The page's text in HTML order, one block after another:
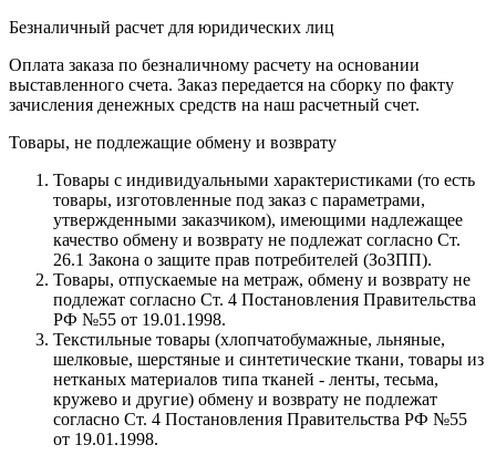
Безналичный расчет для юридических лиц
Оплата заказа по безналичному расчету на основании
выставленного счета. Заказ передается на сборку по факту
зачисления денежных средств на наш расчетный счет.
Товары, не подлежащие обмену и возврату
Товары с индивидуальными характеристиками (то есть
товары, изготовленные под заказ с параметрами,
утвержденными заказчиком), имеющими надлежащее
качество обмену и возврату не подлежат согласно Ст.
26.1 Закона о защите прав потребителей (ЗоЗПП).
Товары, отпускаемые на метраж, обмену и возврату не
подлежат согласно Ст. 4 Постановления Правительства
РФ №55 от 19.01.1998.
Текстильные товары (хлопчатобумажные, льняные,
шелковые, шерстяные и синтетические ткани, товары из
нетканых материалов типа тканей - ленты, тесьма,
кружево и другие) обмену и возврату не подлежат
согласно Ст. 4 Постановления Правительства РФ №55
от 19.01.1998.